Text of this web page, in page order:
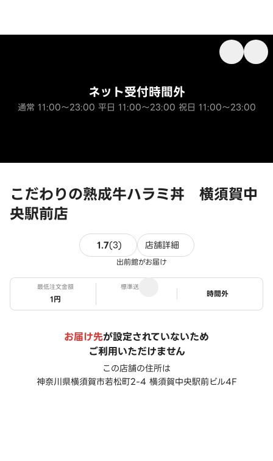
こだわりの熟成牛ハラミ丼 横須賀中
央駅前店
ネット受付時間外
通常 11:00～23:00 平日 11:00～23:00 祝日 11:00～23:00
1.7(3)3件のレビュー
店舗詳細
出前館がお届け
最低注文金額
1円
標準送料
ステータス
時間外
お届け先が設定されていないため
ご利用いただけません
この店舗の住所は
神奈川県横須賀市若松町2-4 横須賀中央駅前ビル4F